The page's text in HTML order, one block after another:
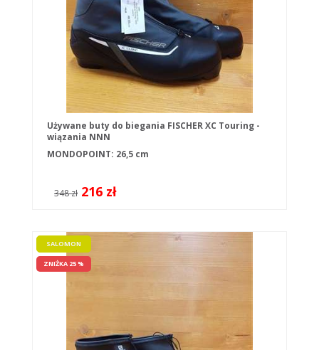
Używane buty do biegania FISCHER XC Touring -
wiązania NNN
MONDOPOINT: 26,5 cm
348 zł 216 zł
SALOMON
ZNIŻKA 25 %